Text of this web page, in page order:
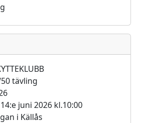
tävling
juni 2026 kl.10:00
i Källås